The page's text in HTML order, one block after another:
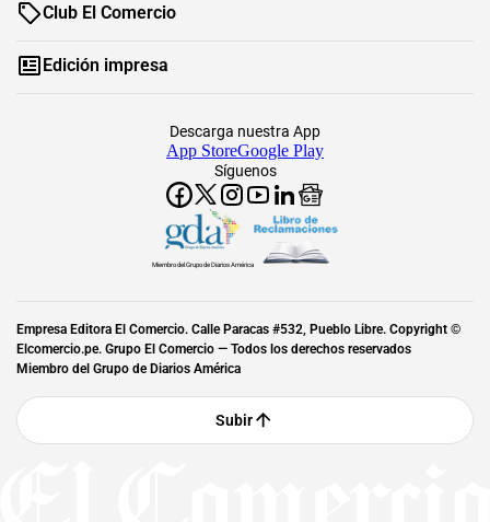
Club El Comercio
Edición impresa
Síguenos
Descarga nuestra App
App StoreGoogle Play
Miembro del Grupo de Diarios América
Empresa Editora El Comercio. Calle Paracas #532, Pueblo Libre. Copyright ©
Elcomercio.pe. Grupo El Comercio — Todos los derechos reservados
Miembro del Grupo de Diarios América
Subir